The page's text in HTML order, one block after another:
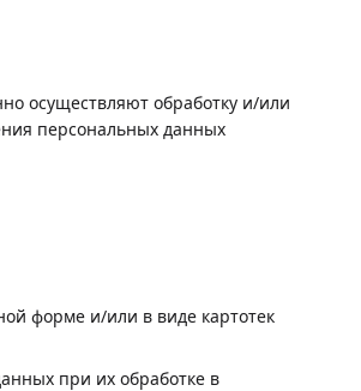
осуществляют обработку и/или
персональных данных
форме и/или в виде картотек
при их обработке в